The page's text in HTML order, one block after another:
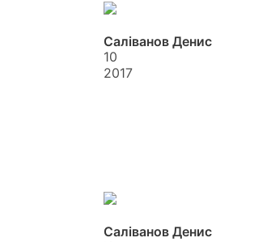
Саліванов Денис
10
2017
Саліванов Денис